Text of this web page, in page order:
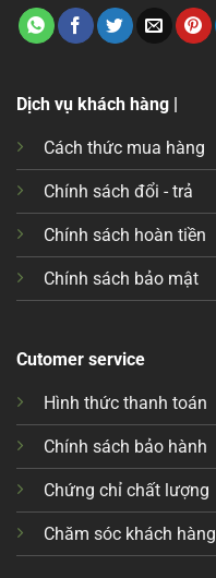
Dịch vụ khách hàng |
Cách thức mua hàng
Chính sách đổi - trả
Chính sách hoàn tiền
Chính sách bảo mật
Cutomer service
Hình thức thanh toán
Chính sách bảo hành
Chứng chỉ chất lượng
Chăm sóc khách hàng